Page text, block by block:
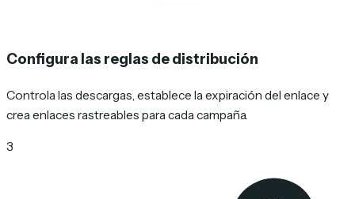
Configura las reglas de distribución
Controla las descargas, establece la expiración del enlace y
crea enlaces rastreables para cada campaña.
3